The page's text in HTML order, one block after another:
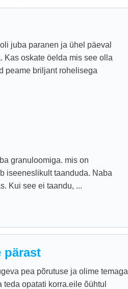
juba paranen ja ühel päeval
Kas oskate öelda mis see olla
peame briljant rohelisega
granuloomiga. mis on
iseeneslikult taanduda. Naba
Kui see ei taandu, ...
pärast
pea põrutuse ja olime temaga
opatati korra.eile õühtul